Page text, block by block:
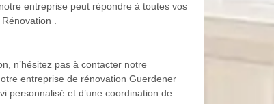
entreprise peut répondre à toutes vos
.
n’hésitez pas à contacter notre
entreprise de rénovation Guerdener
personnalisé et d’une coordination de